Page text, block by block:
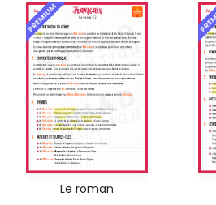
PREMIUM
Le roman